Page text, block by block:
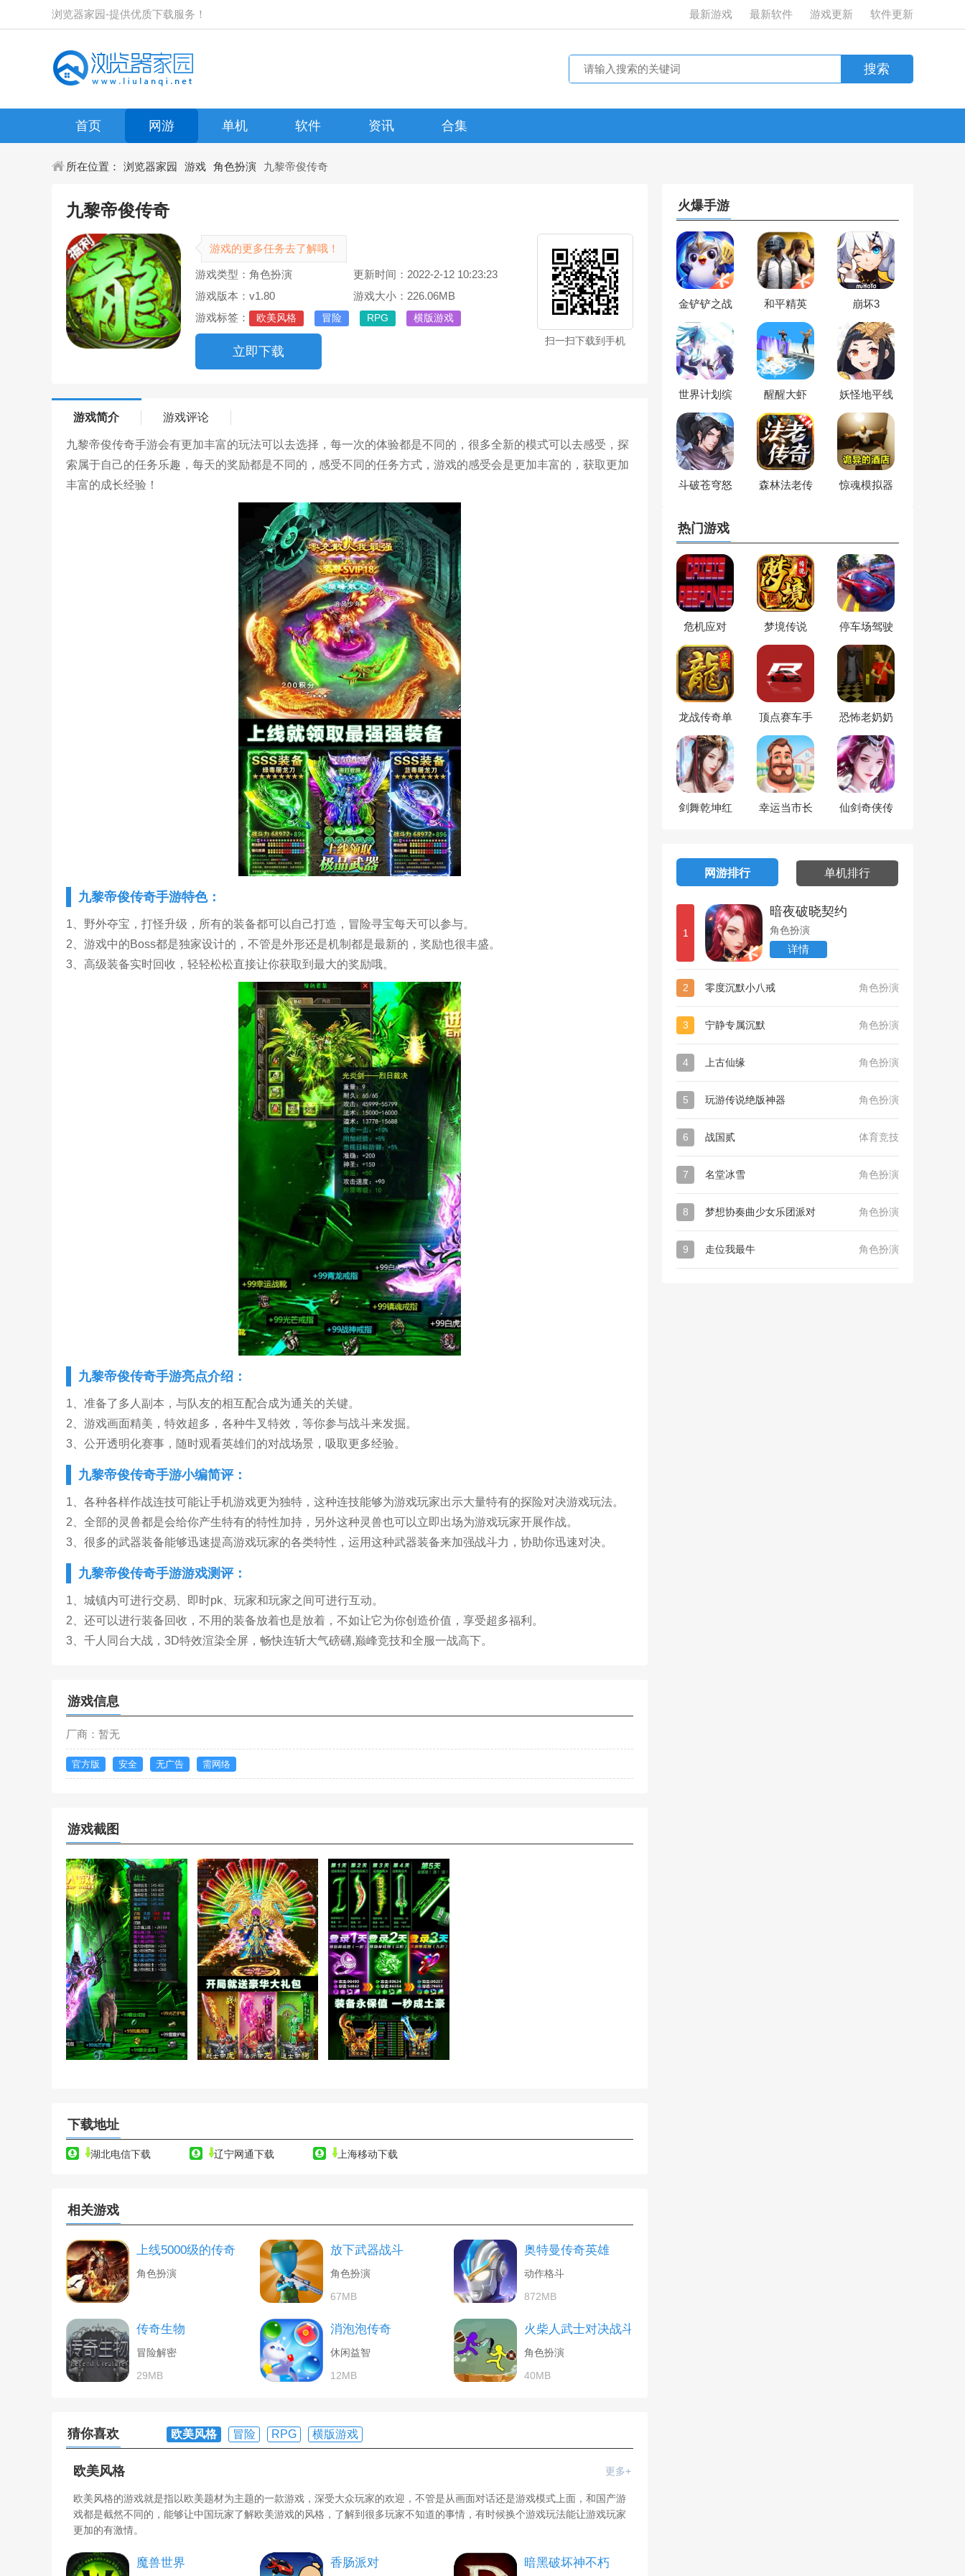
浏览器家园-提供优质下载服务！ 最新游戏 最新软件 游戏更新 软件更新
首页 网游 单机 软件 资讯 合集
所在位置： 浏览器家园 游戏 角色扮演 九黎帝俊传奇
九黎帝俊传奇
游戏的更多任务去了解哦！
游戏类型：角色扮演
更新时间：2022-2-12 10:23:23
游戏版本：v1.80
游戏大小：226.06MB
游戏标签：
欧美风格 冒险 RPG 横版游戏
立即下载
扫一扫下载到手机
游戏简介 游戏评论
九黎帝俊传奇手游会有更加丰富的玩法可以去选择，每一次的体验都是不同的，很多全新的模式可以去感受，探
索属于自己的任务乐趣，每天的奖励都是不同的，感受不同的任务方式，游戏的感受会是更加丰富的，获取更加
丰富的成长经验！
九黎帝俊传奇手游特色：
1、野外夺宝，打怪升级，所有的装备都可以自己打造，冒险寻宝每天可以参与。
2、游戏中的Boss都是独家设计的，不管是外形还是机制都是最新的，奖励也很丰盛。
3、高级装备实时回收，轻轻松松直接让你获取到最大的奖励哦。
九黎帝俊传奇手游亮点介绍：
1、准备了多人副本，与队友的相互配合成为通关的关键。
2、游戏画面精美，特效超多，各种牛叉特效，等你参与战斗来发掘。
3、公开透明化赛事，随时观看英雄们的对战场景，吸取更多经验。
九黎帝俊传奇手游小编简评：
1、各种各样作战连技可能让手机游戏更为独特，这种连技能够为游戏玩家出示大量特有的探险对决游戏玩法。
2、全部的灵兽都是会给你产生特有的特性加持，另外这种灵兽也可以立即出场为游戏玩家开展作战。
3、很多的武器装备能够迅速提高游戏玩家的各类特性，运用这种武器装备来加强战斗力，协助你迅速对决。
九黎帝俊传奇手游游戏测评：
1、城镇内可进行交易、即时pk、玩家和玩家之间可进行互动。
2、还可以进行装备回收，不用的装备放着也是放着，不如让它为你创造价值，享受超多福利。
3、千人同台大战，3D特效渲染全屏，畅快连斩大气磅礴,巅峰竞技和全服一战高下。
游戏信息
厂商：暂无
官方版 安全 无广告 需网络
游戏截图
下载地址
湖北电信下载 辽宁网通下载 上海移动下载
相关游戏
上线5000级的传奇
角色扮演
放下武器战斗
角色扮演
67MB
奥特曼传奇英雄
动作格斗
872MB
传奇生物
冒险解密
29MB
消泡泡传奇
休闲益智
12MB
火柴人武士对决战斗
角色扮演
40MB
猜你喜欢 欧美风格 冒险 RPG 横版游戏
欧美风格 更多+
欧美风格的游戏就是指以欧美题材为主题的一款游戏，深受大众玩家的欢迎，不管是从画面对话还是游戏模式上面，和国产游
戏都是截然不同的，能够让中国玩家了解欧美游戏的风格，了解到很多玩家不知道的事情，有时候换个游戏玩法能让游戏玩家
更加的有激情。
魔兽世界 香肠派对 暗黑破坏神不朽
火爆手游
金铲铲之战 和平精英 崩坏3
世界计划缤
醒醒大虾 妖怪地平线
斗破苍穹怒
森林法老传
惊魂模拟器
热门游戏
危机应对 梦境传说
停车场驾驶
龙战传奇单
顶点赛车手
恐怖老奶奶
剑舞乾坤红
幸运当市长
仙剑奇侠传
网游排行 单机排行
1
暗夜破晓契约
角色扮演
详情
2 零度沉默小八戒 角色扮演
3 宁静专属沉默 角色扮演
4 上古仙缘 角色扮演
5 玩游传说绝版神器 角色扮演
6 战国贰 体育竞技
7 名堂冰雪 角色扮演
8 梦想协奏曲少女乐团派对 角色扮演
9 走位我最牛 角色扮演